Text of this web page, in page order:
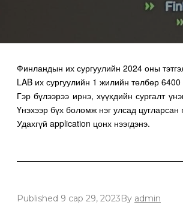
Финландын их сургуулийн 2024 оны
LAB их сургуулийн 1 жилийн төлбөр
Гэр бүлээрээ ирнэ, хүүхдийн сургалт
Үнэхээр бүх боломж нэг улсад цугларсан
Удахгүй application цонх нээгдэнэ.
Published 9 сар 29, 2023 By admin